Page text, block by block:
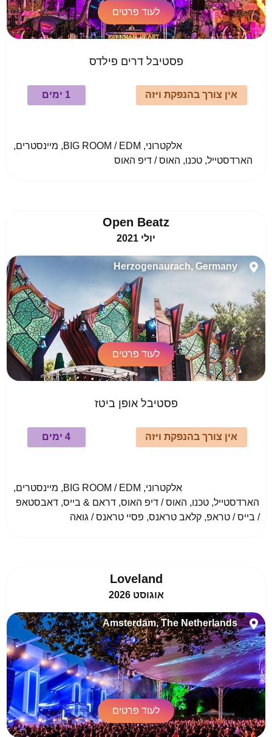
לעוד פרטים
פסטיבל דרים פילדס
אין צורך בהנפקת ויזה 1 ימים
				אלקטרוני, BIG ROOM / EDM, מיינסטרים,
הארדסטייל, טכנו, האוס / דיפ האוס
Open Beatz
יולי 2021
Herzogenaurach, Germany
לעוד פרטים
פסטיבל אופן ביטז
אין צורך בהנפקת ויזה 4 ימים
				אלקטרוני, BIG ROOM / EDM, מיינסטרים,
הארדסטייל, טכנו, האוס / דיפ האוס, דראם & בייס, דאבסטאפ
/ בייס / טראפ, קלאב טראנס, פסיי טראנס / גואה
Loveland
אוגוסט 2026
Amsterdam, The Netherlands
לעוד פרטים